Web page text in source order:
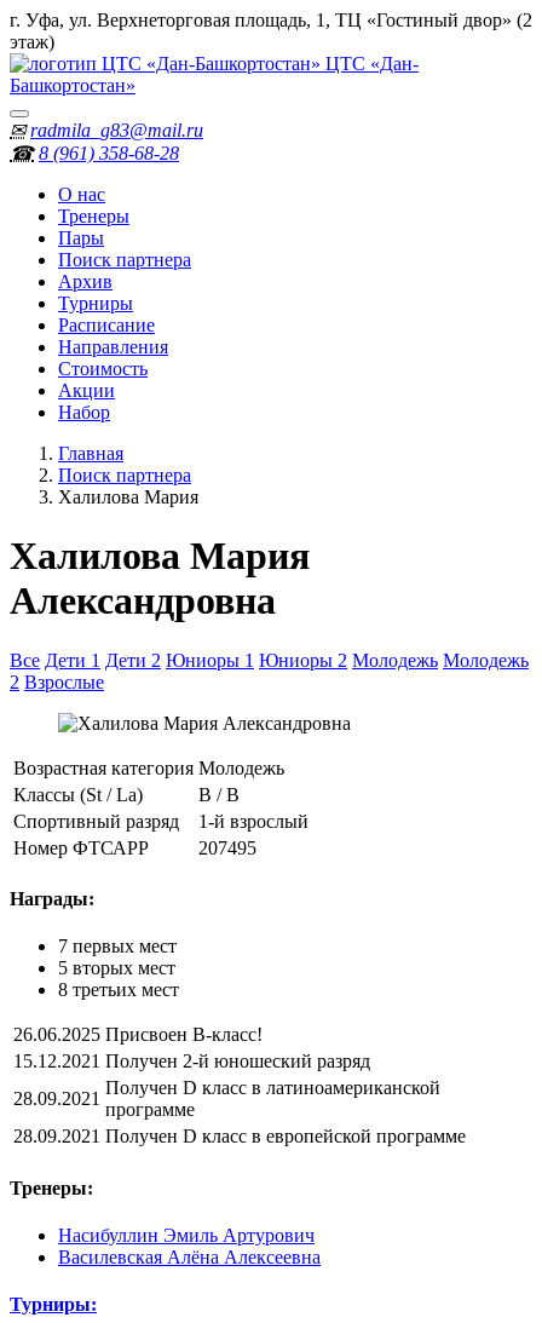
г. Уфа, ул. Верхнеторговая площадь, 1, ТЦ «Гостиный двор» (2
этаж)
ЦТС «Дан-
Башкортостан»
✉ radmila_g83@mail.ru
☎ 8 (961) 358‑68‑28
О нас
Тренеры
Пары
Поиск партнера
Архив
Турниры
Расписание
Направления
Стоимость
Акции
Набор
Главная
Поиск партнера
Халилова Мария
Халилова Мария
Александровна
Все Дети 1 Дети 2 Юниоры 1 Юниоры 2 Молодежь Молодежь
2 Взрослые
Возрастная категория Молодежь
Классы (St / La)
B / B
Спортивный разряд
1-й взрослый
Номер ФТСАРР
207495
Награды:
7 первых мест
5 вторых мест
8 третьих мест
26.06.2025 Присвоен B-класс!
15.12.2021 Получен 2-й юношеский разряд
28.09.2021
Получен D класс в латиноамериканской
программе
28.09.2021 Получен D класс в европейской программе
Тренеры:
Насибуллин Эмиль Артурович
Василевская Алёна Алексеевна
Турниры: